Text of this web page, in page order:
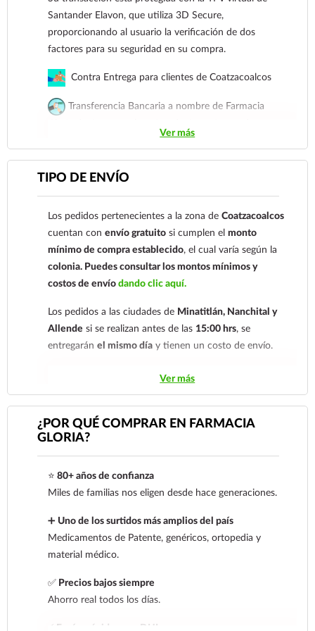
Santander Elavon, que utiliza 3D Secure,
proporcionando al usuario la verificación de dos
factores para su seguridad en su compra.
Contra Entrega para clientes de Coatzacoalcos
Transferencia Bancaria a nombre de Farmacia
cuenta: Clave: 014854655008143954
Para esta forma de pago el cliente deberá enviar su
comprobante de pago a al siguiente correo
nuestro
921 261 8491
Ver más
TIPO DE ENVÍO
Los pedidos pertenecientes a la zona deCoatzacoalcos
cuentan conenvío gratuito si cumplen elmonto
mínimo de compra establecido, el cual varía según la
colonia. Puedes consultar los montos mínimos y
costos de envíodando clic aquí.
Los pedidos a las ciudades de Minatitlán, Nanchital y
Allende si se realizan antes de las 15:00 hrs, se
entregaránel mismo día y tienen un costo de envío.
Los pedidos de otras localidades se envían mediante
.Sólo hacemos envíos en el territorio
nacional.
económica. En la tarifa nacional al día siguiente, los
pedidos deben realizarseantes de las 14:00 hrs.El
tiempo de entrega de la tarifa económica es de
días.
En losproductos refrigerados siempre se debe
seleccionar la tarifa nacional día siguiente
productos de cadena de frío. Todos los productos se
Ver más
¿POR QUÉ COMPRAR EN FARMACIA
GLORIA?
⭐ 80+ años de confianza
Miles de familias nos eligen desde hace generaciones.
➕ Uno de los surtidos más amplios del país
Medicamentos de Patente, genéricos, ortopedia y
material médico.
✅ Precios bajos siempre
Ahorro real todos los días.
⚡ Envíos rápidos con DHL